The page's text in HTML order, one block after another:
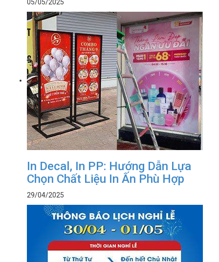
05/05/2025
In Decal, In PP: Hướng Dẫn Lựa
Chọn Chất Liệu In Ấn Phù Hợp
29/04/2025